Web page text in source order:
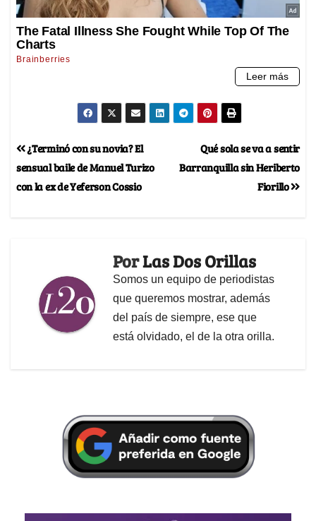
Qué sola se va a sentir
Barranquilla sin Heriberto
Fiorillo
¿Terminó con su novia? El
sensual baile de Manuel Turizo
con la ex de Yeferson Cossio
PorLas Dos Orillas
Somos un equipo de periodistas
que queremos mostrar, además
del país de siempre, ese que
está olvidado, el de la otra orilla.